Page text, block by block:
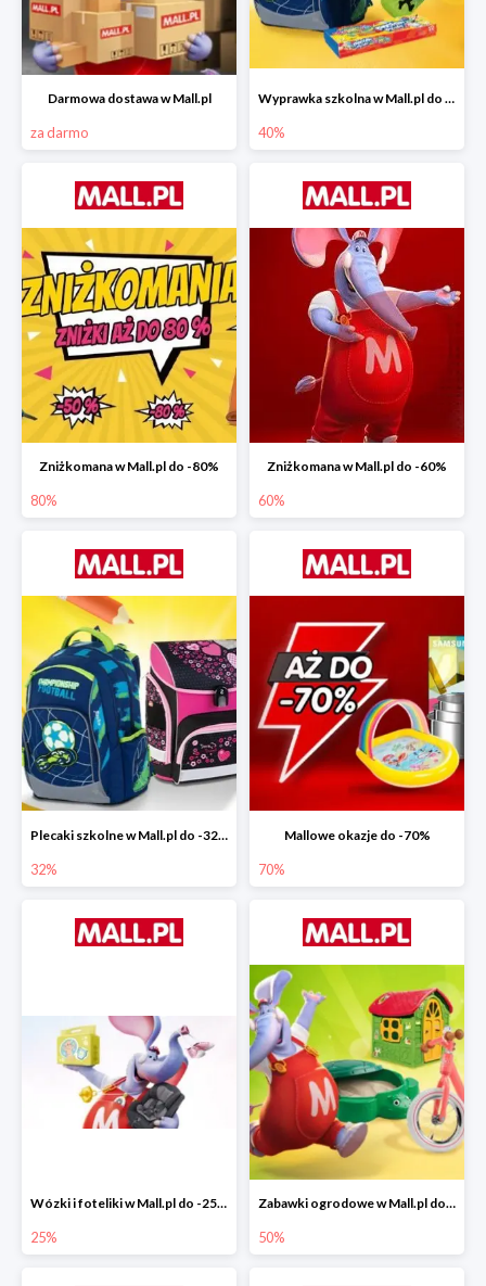
Darmowa dostawa w Mall.pl
za darmo
Wyprawka szkolna w Mall.pl do -40%
40%
Zniżkomana w Mall.pl do -80%
80%
Zniżkomana w Mall.pl do -60%
60%
Plecaki szkolne w Mall.pl do -32%
32%
Mallowe okazje do -70%
70%
Wózki i foteliki w Mall.pl do -25%
25%
Zabawki ogrodowe w Mall.pl do -40%
50%